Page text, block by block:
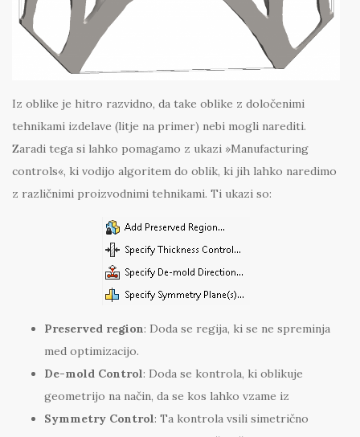
Iz oblike je hitro razvidno, da take oblike z določenimi
tehnikami izdelave (litje na primer) nebi mogli narediti.
Zaradi tega si lahko pomagamo z ukazi »Manufacturing
controls«, ki vodijo algoritem do oblik, ki jih lahko naredimo
z različnimi proizvodnimi tehnikami. Ti ukazi so:
Preserved region: Doda se regija, ki se ne spreminja
med optimizacijo.
De-mold Control: Doda se kontrola, ki oblikuje
geometrijo na način, da se kos lahko vzame iz
Symmetry Control: Ta kontrola vsili simetrično